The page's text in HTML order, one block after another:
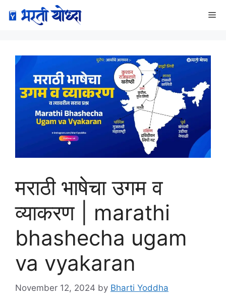
मराठी भाषेचा उगम व
व्याकरण | marathi
bhashecha ugam
va vyakaran
November 12, 2024 by Bharti Yoddha